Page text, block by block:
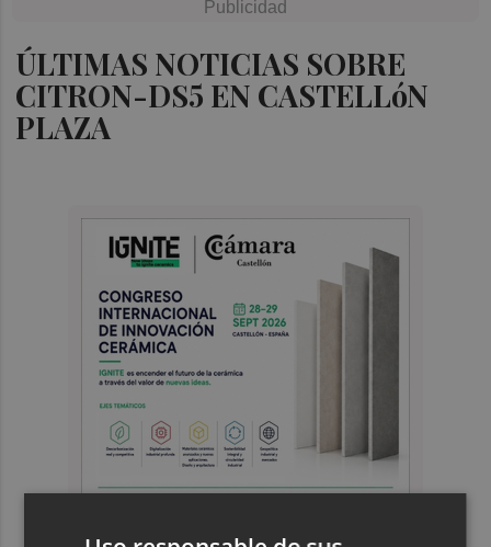
ÚLTIMAS NOTICIAS SOBRE
CITRON-DS5 EN CASTELLóN
PLAZA